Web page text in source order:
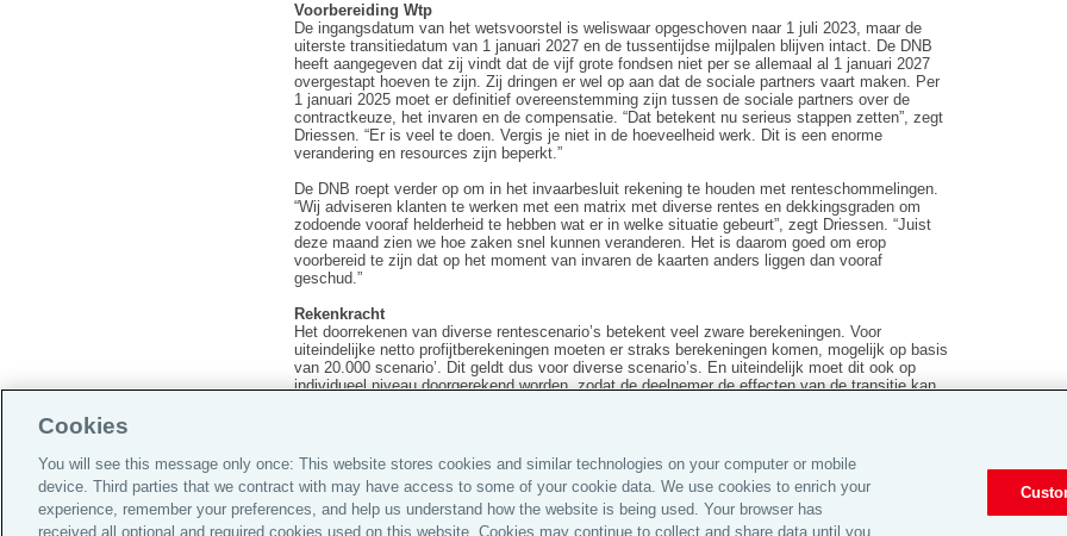
Voorbereiding Wtp
De ingangsdatum van het wetsvoorstel is weliswaar opgeschoven naar 1 juli 2023, maar de
uiterste transitiedatum van 1 januari 2027 en de tussentijdse mijlpalen blijven intact. De DNB
heeft aangegeven dat zij vindt dat de vijf grote fondsen niet per se allemaal al 1 januari 2027
overgestapt hoeven te zijn. Zij dringen er wel op aan dat de sociale partners vaart maken. Per
1 januari 2025 moet er definitief overeenstemming zijn tussen de sociale partners over de
contractkeuze, het invaren en de compensatie. “Dat betekent nu serieus stappen zetten”, zegt
Driessen. “Er is veel te doen. Vergis je niet in de hoeveelheid werk. Dit is een enorme
verandering en resources zijn beperkt.”
De DNB roept verder op om in het invaarbesluit rekening te houden met renteschommelingen.
“Wij adviseren klanten te werken met een matrix met diverse rentes en dekkingsgraden om
zodoende vooraf helderheid te hebben wat er in welke situatie gebeurt”, zegt Driessen. “Juist
deze maand zien we hoe zaken snel kunnen veranderen. Het is daarom goed om erop
voorbereid te zijn dat op het moment van invaren de kaarten anders liggen dan vooraf
geschud.”
Rekenkracht
Het doorrekenen van diverse rentescenario’s betekent veel zware berekeningen. Voor
uiteindelijke netto profijtberekeningen moeten er straks berekeningen komen, mogelijk op basis
van 20.000 scenario’. Dit geldt dus voor diverse scenario’s. En uiteindelijk moet dit ook op
individueel niveau doorgerekend worden, zodat de deelnemer de effecten van de transitie kan
Cookies
You will see this message only once: This website stores cookies and similar technologies on your computer or mobile
device. Third parties that we contract with may have access to some of your cookie data. We use cookies to enrich your
experience, remember your preferences, and help us understand how the website is being used. Your browser has
received all optional and required cookies used on this website. Cookies may continue to collect and share data until you